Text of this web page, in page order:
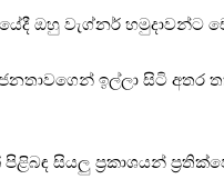
ඔහු වැග්නර් හමුදාවන්ට
ඉල්ලා සිටි අතර
සියලු ප්‍රකාශයන්